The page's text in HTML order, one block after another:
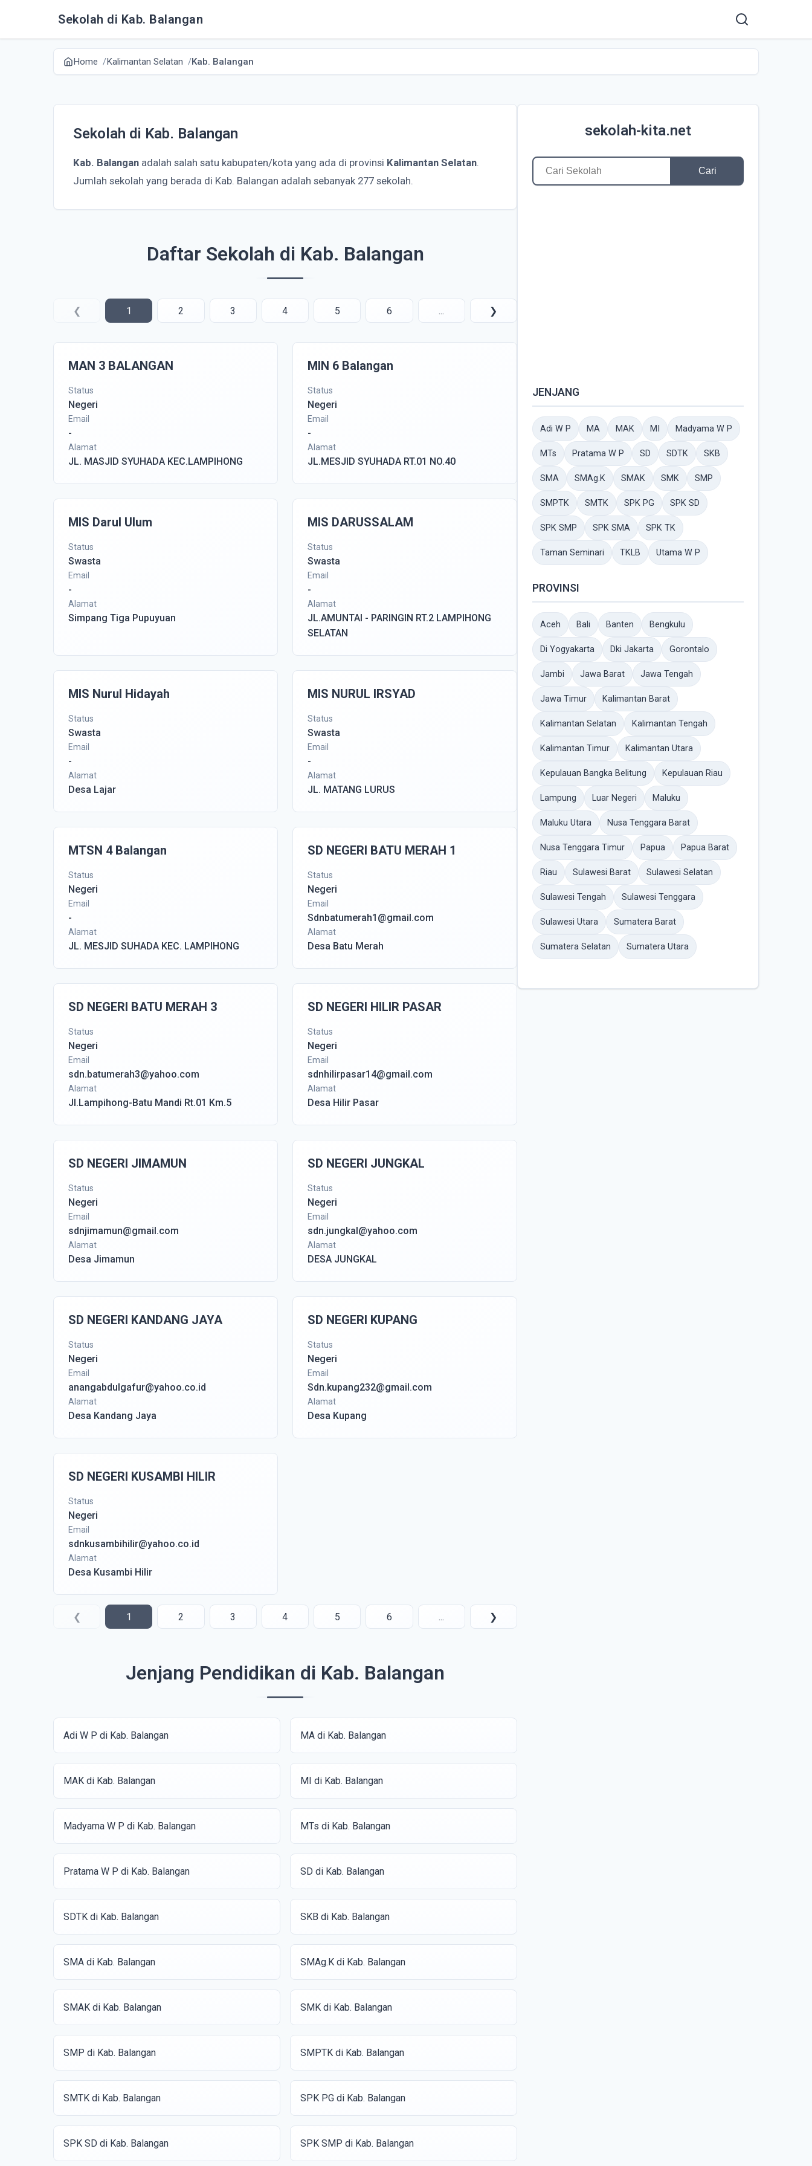
Sekolah di Kab. Balangan
Home Kalimantan Selatan Kab. Balangan
Sekolah di Kab. Balangan
Kab. Balangan adalah salah satu kabupaten/kota yang ada di provinsi Kalimantan Selatan.
Jumlah sekolah yang berada di Kab. Balangan adalah sebanyak 277 sekolah.
Daftar Sekolah di Kab. Balangan
❮ 1 2 3 4 5 6 ... ❯
MAN 3 BALANGAN
Status
Negeri
Email
-
Alamat
JL. MASJID SYUHADA KEC.LAMPIHONG
MIN 6 Balangan
Status
Negeri
Email
-
Alamat
JL.MESJID SYUHADA RT.01 NO.40
MIS Darul Ulum
Status
Swasta
Email
-
Alamat
Simpang Tiga Pupuyuan
MIS DARUSSALAM
Status
Swasta
Email
-
Alamat
JL.AMUNTAI - PARINGIN RT.2 LAMPIHONG
SELATAN
MIS Nurul Hidayah
Status
Swasta
Email
-
Alamat
Desa Lajar
MIS NURUL IRSYAD
Status
Swasta
Email
-
Alamat
JL. MATANG LURUS
MTSN 4 Balangan
Status
Negeri
Email
-
Alamat
JL. MESJID SUHADA KEC. LAMPIHONG
SD NEGERI BATU MERAH 1
Status
Negeri
Email
Sdnbatumerah1@gmail.com
Alamat
Desa Batu Merah
SD NEGERI BATU MERAH 3
Status
Negeri
Email
sdn.batumerah3@yahoo.com
Alamat
Jl.Lampihong-Batu Mandi Rt.01 Km.5
SD NEGERI HILIR PASAR
Status
Negeri
Email
sdnhilirpasar14@gmail.com
Alamat
Desa Hilir Pasar
SD NEGERI JIMAMUN
Status
Negeri
Email
sdnjimamun@gmail.com
Alamat
Desa Jimamun
SD NEGERI JUNGKAL
Status
Negeri
Email
sdn.jungkal@yahoo.com
Alamat
DESA JUNGKAL
SD NEGERI KANDANG JAYA
Status
Negeri
Email
anangabdulgafur@yahoo.co.id
Alamat
Desa Kandang Jaya
SD NEGERI KUPANG
Status
Negeri
Email
Sdn.kupang232@gmail.com
Alamat
Desa Kupang
SD NEGERI KUSAMBI HILIR
Status
Negeri
Email
sdnkusambihilir@yahoo.co.id
Alamat
Desa Kusambi Hilir
❮ 1 2 3 4 5 6 ... ❯
Jenjang Pendidikan di Kab. Balangan
Adi W P di Kab. Balangan MA di Kab. Balangan
MAK di Kab. Balangan MI di Kab. Balangan
Madyama W P di Kab. Balangan MTs di Kab. Balangan
Pratama W P di Kab. Balangan SD di Kab. Balangan
SDTK di Kab. Balangan SKB di Kab. Balangan
SMA di Kab. Balangan SMAg.K di Kab. Balangan
SMAK di Kab. Balangan SMK di Kab. Balangan
SMP di Kab. Balangan SMPTK di Kab. Balangan
SMTK di Kab. Balangan SPK PG di Kab. Balangan
SPK SD di Kab. Balangan SPK SMP di Kab. Balangan
sekolah-kita.net
Cari
JENJANG
Adi W P MA MAK MI Madyama W P
MTs Pratama W P SD SDTK SKB
SMA SMAg.K SMAK SMK SMP
SMPTK SMTK SPK PG SPK SD
SPK SMP SPK SMA SPK TK
Taman Seminari TKLB Utama W P
PROVINSI
Aceh Bali Banten Bengkulu
Di Yogyakarta Dki Jakarta Gorontalo
Jambi Jawa Barat Jawa Tengah
Jawa Timur Kalimantan Barat
Kalimantan Selatan Kalimantan Tengah
Kalimantan Timur Kalimantan Utara
Kepulauan Bangka Belitung Kepulauan Riau
Lampung Luar Negeri Maluku
Maluku Utara Nusa Tenggara Barat
Nusa Tenggara Timur Papua Papua Barat
Riau Sulawesi Barat Sulawesi Selatan
Sulawesi Tengah Sulawesi Tenggara
Sulawesi Utara Sumatera Barat
Sumatera Selatan Sumatera Utara